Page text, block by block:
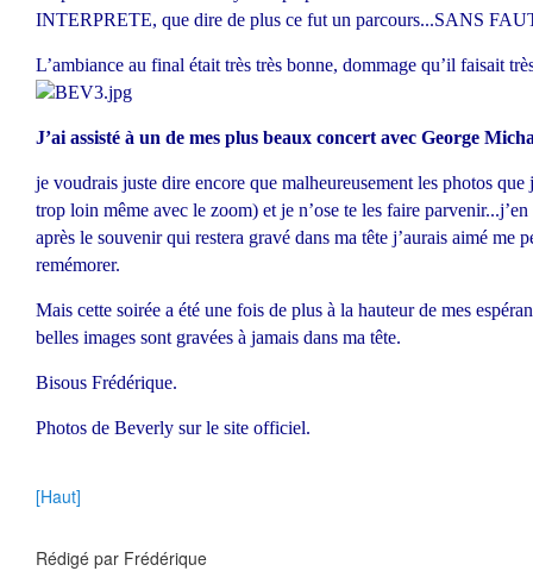
INTERPRETE, que dire de plus ce fut un parcours...SANS
L’ambiance au final était très très bonne, dommage qu’il faisait
J’ai assisté à un de mes plus beaux concert avec George
je voudrais juste dire encore que malheureusement les photos que
trop loin même avec le zoom) et je n’ose te les faire
après le souvenir qui restera gravé dans ma tête j’aurais aimé me
remémorer.
Mais cette soirée a été une fois de plus à la hauteur de mes
belles images sont gravées à jamais dans ma tête.
Bisous Frédérique.
Photos de Beverly sur le site officiel.
[Haut]
Rédigé par Frédérique